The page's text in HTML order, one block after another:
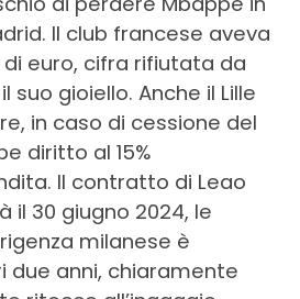
Il club francese aveva
euro, cifra rifiutata da
suo gioiello. Anche il Lille
in caso di cessione del
diritto al 15%
Il contratto di Leao
il 30 giugno 2024, le
milanese è
due anni, chiaramente